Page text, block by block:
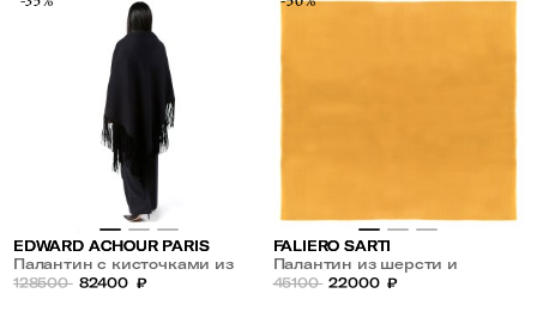
EDWARD ACHOUR PARIS
Палантин с кисточками из
шерсти и кашемира
128500 82400 ₽
FALIERO SARTI
Палантин из шерсти и
кашемира
45100 22000 ₽